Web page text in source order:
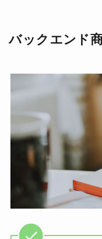
バックエンド